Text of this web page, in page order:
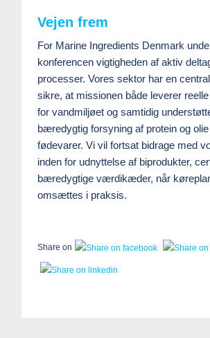
Vejen frem
For Marine Ingredients Denmark
konferencen vigtigheden af aktiv
processer. Vores sektor har en
sikre, at missionen både leverer
for vandmiljøet og samtidig
bæredygtig forsyning af protein og
fødevarer. Vi vil fortsat bidrage med
inden for udnyttelse af biprodukter,
bæredygtige værdikæder, når
omsættes i praksis.
Share on